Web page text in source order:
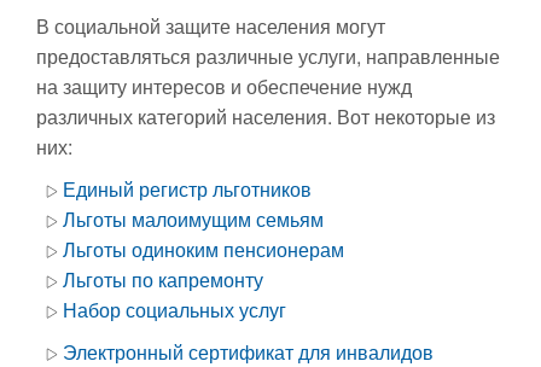
В социальной защите населения могут
предоставляться различные услуги, направленные
на защиту интересов и обеспечение нужд
различных категорий населения. Вот некоторые из
них:
Единый регистр льготников
Льготы малоимущим семьям
Льготы одиноким пенсионерам
Льготы по капремонту
Набор социальных услуг
Электронный сертификат для инвалидов